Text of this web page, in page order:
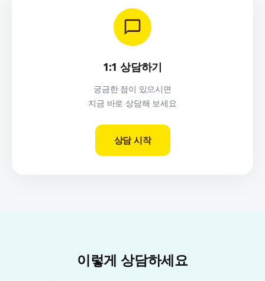
1:1 상담하기
궁금한 점이 있으시면
지금 바로 상담해 보세요
상담 시작
이렇게 상담하세요